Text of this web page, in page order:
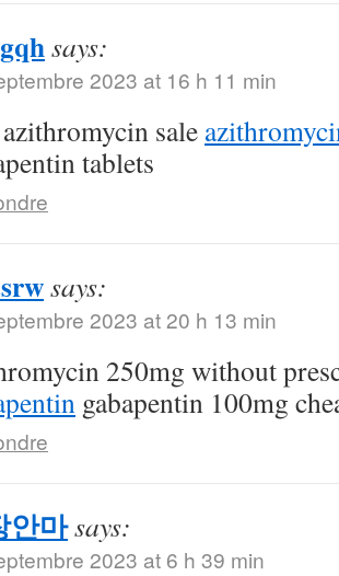
says:
2023 at 16 h 11 min
sale
tablets
says:
2023 at 20 h 13 min
250mg without
gabapentin 100mg
안마says:
2023 at 6 h 39 min